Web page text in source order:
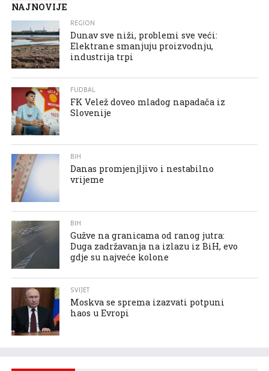
NAJNOVIJE
REGION
Dunav sve niži, problemi sve veći:
Elektrane smanjuju proizvodnju,
industrija trpi
FUDBAL
FK Velež doveo mladog napadača iz
Slovenije
BIH
Danas promjenjljivo i nestabilno
vrijeme
BIH
Gužve na granicama od ranog jutra:
Duga zadržavanja na izlazu iz BiH, evo
gdje su najveće kolone
SVIJET
Moskva se sprema izazvati potpuni
haos u Evropi